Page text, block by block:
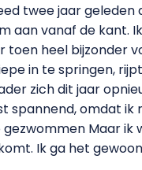
twee jaar geleden
aan vanaf de kant.
toen heel bijzonder
in te springen,
zich dit jaar
spannend, omdat ik
Maar ik
Ik ga het